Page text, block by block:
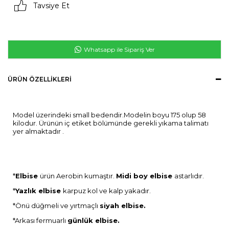
Tavsiye Et
Whatsapp ile Sipariş Ver
ÜRÜN ÖZELLIKLERI
Model üzerindeki small bedendir.Modelin boyu 175 olup 58
kilodur. Ürünün iç etiket bölümünde gerekli yıkama talimatı
yer almaktadır .
*Elbise ürün Aerobin kumaştır. Midi boy elbise astarlıdır.
*Yazlık elbise karpuz kol ve kalp yakadır.
*Önü düğmeli ve yırtmaçlı siyah elbise.
*Arkası fermuarlı günlük elbise.